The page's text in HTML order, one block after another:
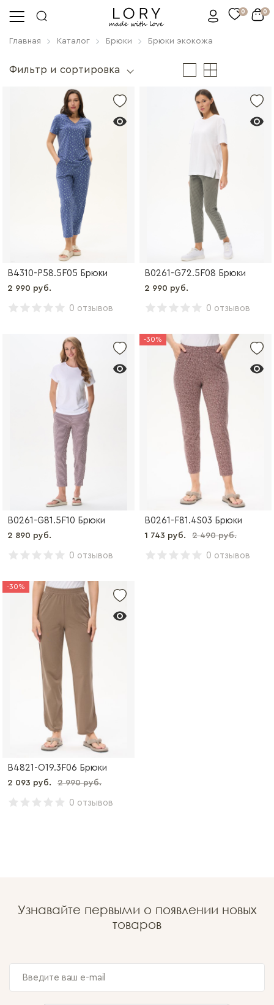
0 0
Главная Каталог Брюки Брюки экокожа
Фильтр и сортировка
B4310-P58.5F05 Брюки
2 990 руб.
0 отзывов
B0261-G72.5F08 Брюки
2 990 руб.
0 отзывов
B0261-G81.5F10 Брюки
2 890 руб.
0 отзывов
-30%
B0261-F81.4S03 Брюки
1 743 руб. 2 490 руб.
0 отзывов
-30%
B4821-O19.3F06 Брюки
2 093 руб. 2 990 руб.
0 отзывов
Узнавайте первыми о появлении новых
товаров